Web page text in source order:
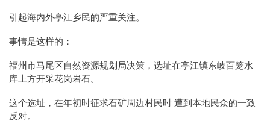
引起海内外亭江乡民的严重关注。
事情是这样的：
福州市马尾区自然资源规划局决策，选址在亭江镇东岐百笼水
库上方开采花岗岩石。
这个选址，在年初时征求石矿周边村民时 遭到本地民众的一致
反对。